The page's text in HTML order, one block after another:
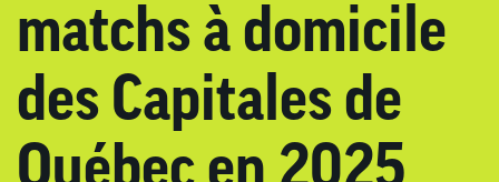
matchs à domicile
des Capitales de